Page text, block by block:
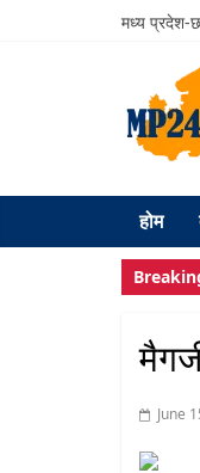
मध्य प्रदेश-
होम
June